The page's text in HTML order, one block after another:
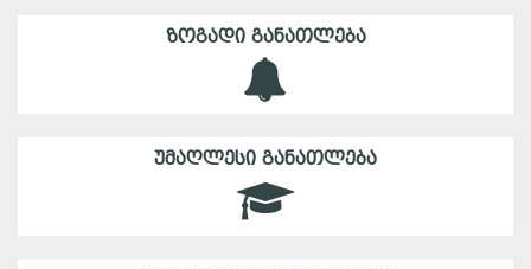
ᲖᲝᲒᲐᲓᲘ ᲒᲐᲜᲐᲗᲚᲔᲑᲐ
ᲣᲛᲐᲦᲚᲔᲡᲘ ᲒᲐᲜᲐᲗᲚᲔᲑᲐ